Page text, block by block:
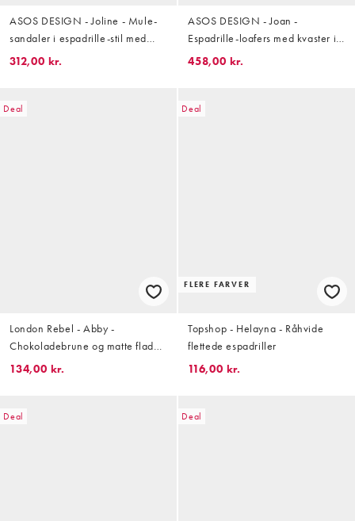
ASOS DESIGN - Joline - Mule-
sandaler i espadrille-stil med
zebraprint i ægte læder med hår
312,00 kr.
ASOS DESIGN - Joan -
Espadrille-loafers med kvaster i
ægte læder med leopardprint og
458,00 kr.
Deal
London Rebel - Abby -
Chokoladebrune og matte flade
sandaler med gitterdesign
134,00 kr.
Deal
FLERE FARVER
Topshop - Helayna - Råhvide
flettede espadriller
116,00 kr.
Deal Deal